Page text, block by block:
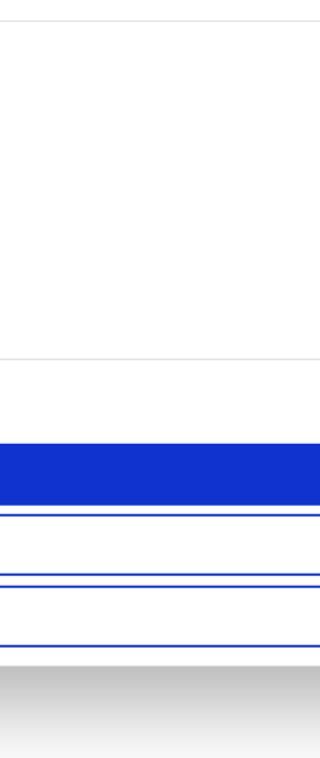
wie Ihre persönlichen Daten
um Inhalte und Anzeigen zu